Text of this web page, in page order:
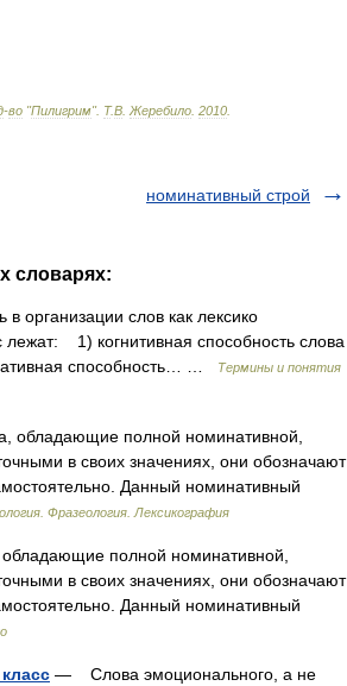
-во "Пилигрим". Т.В Жеребило 2010
номинативный строй
словарях:
слов как лексико
1) когнитивная способность слова
способность… …
Термины и понятия
полной номинативной,
в своих значениях, они обозначают
Данный номинативный
Фразеология. Лексикография
полной номинативной,
в своих значениях, они обозначают
Данный номинативный
— Слова эмоционального, а не